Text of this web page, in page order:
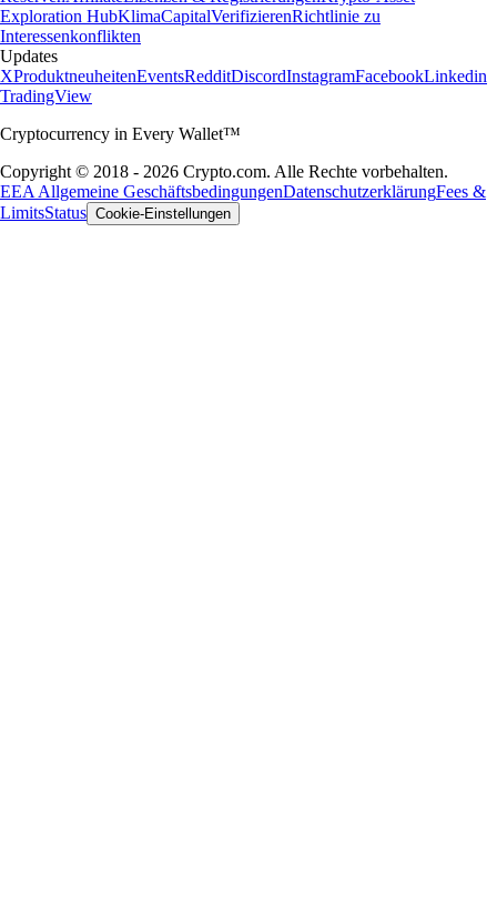
Exploration HubKlimaCapitalVerifizierenRichtlinie zu
Interessenkonflikten
Updates
XProduktneuheitenEventsRedditDiscordInstagramFacebookLinkedin
TradingView
Cryptocurrency in Every Wallet™
Copyright © 2018 - 2026 Crypto.com. Alle Rechte vorbehalten.
EEA Allgemeine GeschäftsbedingungenDatenschutzerklärungFees &
LimitsStatus Cookie-Einstellungen